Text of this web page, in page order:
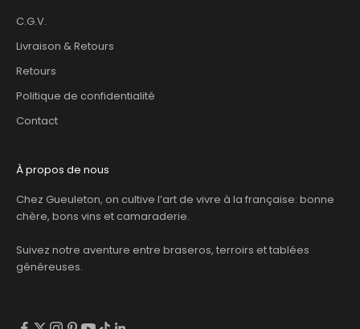
C.G.V.
Livraison & Retours
Retours
Politique de confidentialité
Contact
À propos de nous
Chez Gueuleton, on cultive l’art de vivre à la française: bonne
chère, bons vins et camaraderie.
Suivez notre aventure entre braseros, terroirs et tablées
généreuses.